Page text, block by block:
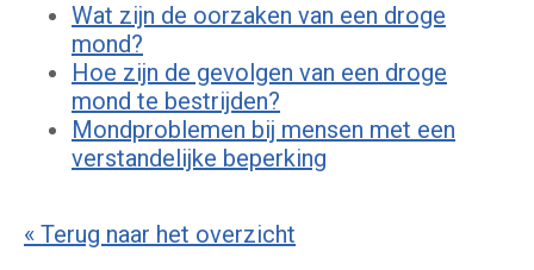
Wat zijn de oorzaken van een droge
mond?
Hoe zijn de gevolgen van een droge
mond te bestrijden?
Mondproblemen bij mensen met een
verstandelijke beperking
« Terug naar het overzicht